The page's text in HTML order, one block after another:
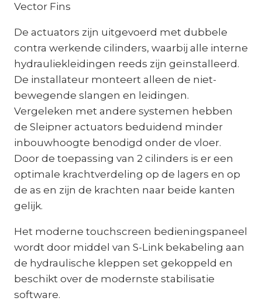
Vector Fins
De actuators zijn uitgevoerd met dubbele
contra werkende cilinders, waarbij alle interne
hydrauliekleidingen reeds zijn geïnstalleerd.
De installateur monteert alleen de niet-
bewegende slangen en leidingen.
Vergeleken met andere systemen hebben
de Sleipner actuators beduidend minder
inbouwhoogte benodigd onder de vloer.
Door de toepassing van 2 cilinders is er een
optimale krachtverdeling op de lagers en op
de as en zijn de krachten naar beide kanten
gelijk.
Het moderne touchscreen bedieningspaneel
wordt door middel van S-Link bekabeling aan
de hydraulische kleppen set gekoppeld en
beschikt over de modernste stabilisatie
software.